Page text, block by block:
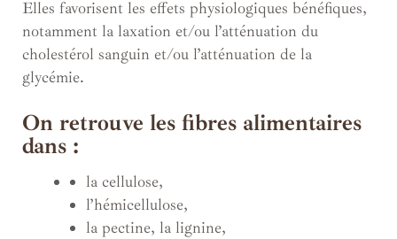
Elles favorisent les effets physiologiques bénéfiques,
notamment la laxation et/ou l’atténuation du
cholestérol sanguin et/ou l’atténuation de la
glycémie.
On retrouve les fibres alimentaires
dans :
la cellulose,
l’hémicellulose,
la pectine, la lignine,